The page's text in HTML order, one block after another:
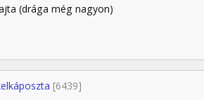
(drága még nagyon)
[6439]